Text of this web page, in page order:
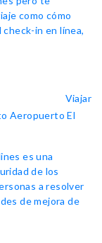
como cómo
in en línea,
Viajar
Aeropuerto El
es una
de los
a resolver
de mejora de